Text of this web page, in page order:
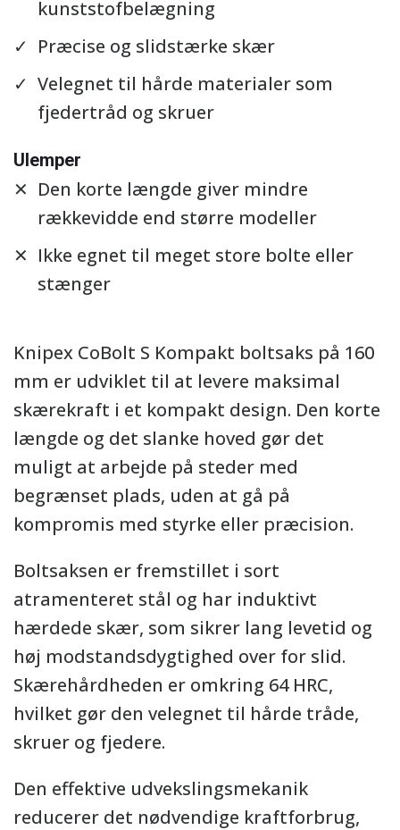
Knipex CoBolt S Kompakt boltsaks på 160
mm er udviklet til at levere maksimal
skærekraft i et kompakt design. Den korte
længde og det slanke hoved gør det
muligt at arbejde på steder med
begrænset plads, uden at gå på
kompromis med styrke eller præcision.
Boltsaksen er fremstillet i sort
atramenteret stål og har induktivt
hærdede skær, som sikrer lang levetid og
høj modstandsdygtighed over for slid.
Skærehårdheden er omkring 64 HRC,
hvilket gør den velegnet til hårde tråde,
skruer og fjedere.
Den effektive udvekslingsmekanik
reducerer det nødvendige kraftforbrug,
kunststofbelægning
Præcise og slidstærke skær
Velegnet til hårde materialer som
fjedertråd og skruer
Ulemper
Den korte længde giver mindre
rækkevidde end større modeller
Ikke egnet til meget store bolte eller
stænger